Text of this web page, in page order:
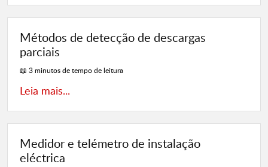
Métodos de detecção de descargas
parciais
📖 3 minutos de tempo de leitura
Leia mais...
Medidor e telémetro de instalação
eléctrica